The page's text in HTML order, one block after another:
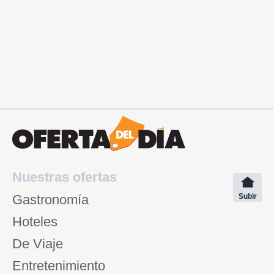
Nuestras ofertas
Gastronomía
Hoteles
De Viaje
Entretenimiento
Subir